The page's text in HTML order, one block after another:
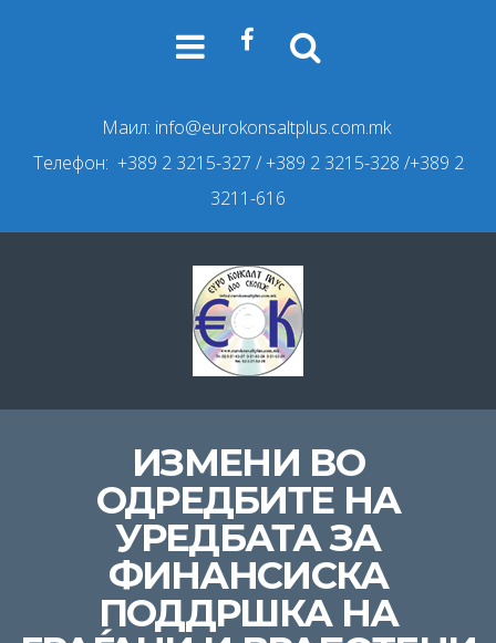
Маил: info@eurokonsaltplus.com.mk
Телефон: +389 2 3215-327 / +389 2 3215-328 /+389 2
3211-616
ИЗМЕНИ ВО
ОДРЕДБИТЕ НА
УРЕДБАТА ЗА
ФИНАНСИСКА
ПОДДРШКА НА